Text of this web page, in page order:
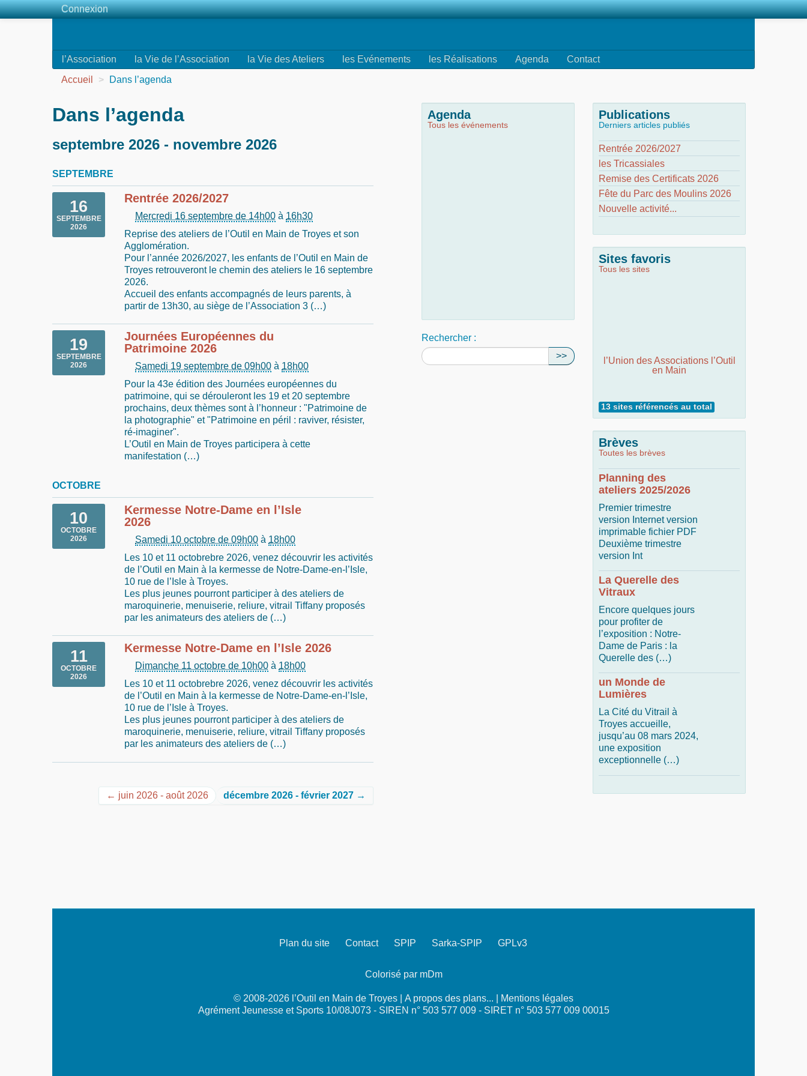
l’Association la Vie de l’Association la Vie des Ateliers les Evénements les Réalisations Agenda
Contact
Accueil
> Dans l’agenda
Dans l’agenda
septembre 2026 - novembre 2026
SEPTEMBRE
16
SEPTEMBRE
2026
Rentrée 2026/2027
Mercredi 16 septembre de 14h00 à 16h30
Reprise des ateliers de l’Outil en Main de Troyes et son
Agglomération.
Pour l’année 2026/2027, les enfants de l’Outil en Main de
Troyes retrouveront le chemin des ateliers le 16 septembre
2026.
Accueil des enfants accompagnés de leurs parents, à
partir de 13h30, au siège de l’Association 3 (…)
19
SEPTEMBRE
2026
Journées Européennes du
Patrimoine 2026
Samedi 19 septembre de 09h00 à 18h00
Pour la 43e édition des Journées européennes du
patrimoine, qui se dérouleront les 19 et 20 septembre
prochains, deux thèmes sont à l’honneur : "Patrimoine de
la photographie" et "Patrimoine en péril : raviver, résister,
ré-imaginer".
L’Outil en Main de Troyes participera à cette
manifestation (…)
OCTOBRE
10
OCTOBRE
2026
Kermesse Notre-Dame en l’Isle
2026
Samedi 10 octobre de 09h00 à 18h00
Les 10 et 11 octobrebre 2026, venez découvrir les activités
de l’Outil en Main à la kermesse de Notre-Dame-en-l’Isle,
10 rue de l’Isle à Troyes.
Les plus jeunes pourront participer à des ateliers de
maroquinerie, menuiserie, reliure, vitrail Tiffany proposés
par les animateurs des ateliers de (…)
11
OCTOBRE
2026
Kermesse Notre-Dame en l’Isle 2026
Dimanche 11 octobre de 10h00 à 18h00
Les 10 et 11 octobrebre 2026, venez découvrir les activités
de l’Outil en Main à la kermesse de Notre-Dame-en-l’Isle,
10 rue de l’Isle à Troyes.
Les plus jeunes pourront participer à des ateliers de
maroquinerie, menuiserie, reliure, vitrail Tiffany proposés
par les animateurs des ateliers de (…)
← juin 2026 - août 2026 décembre 2026 - février 2027 →
Agenda
Tous les événements
Rechercher :
>>
Publications
Derniers articles publiés
Rentrée 2026/2027
les Tricassiales
Remise des Certificats 2026
Fête du Parc des Moulins 2026
Nouvelle activité...
Sites favoris
Tous les sites
l’Union des Associations l’Outil
en Main
13 sites référencés au total
Brèves
Toutes les brèves
Planning des
ateliers 2025/2026
Premier trimestre
version Internet version
imprimable fichier PDF
Deuxième trimestre
version Int
La Querelle des
Vitraux
Encore quelques jours
pour profiter de
l’exposition : Notre-
Dame de Paris : la
Querelle des (…)
un Monde de
Lumières
La Cité du Vitrail à
Troyes accueille,
jusqu’au 08 mars 2024,
une exposition
exceptionnelle (…)
Plan du site Contact SPIP Sarka-SPIP GPLv3
Colorisé par mDm
© 2008-2026 l’Outil en Main de Troyes | A propos des plans...
Mentions légales
Agrément Jeunesse et Sports 10/08J073 - SIREN n° 503 577 009 - SIRET n° 503 577 009 00015
Connexion